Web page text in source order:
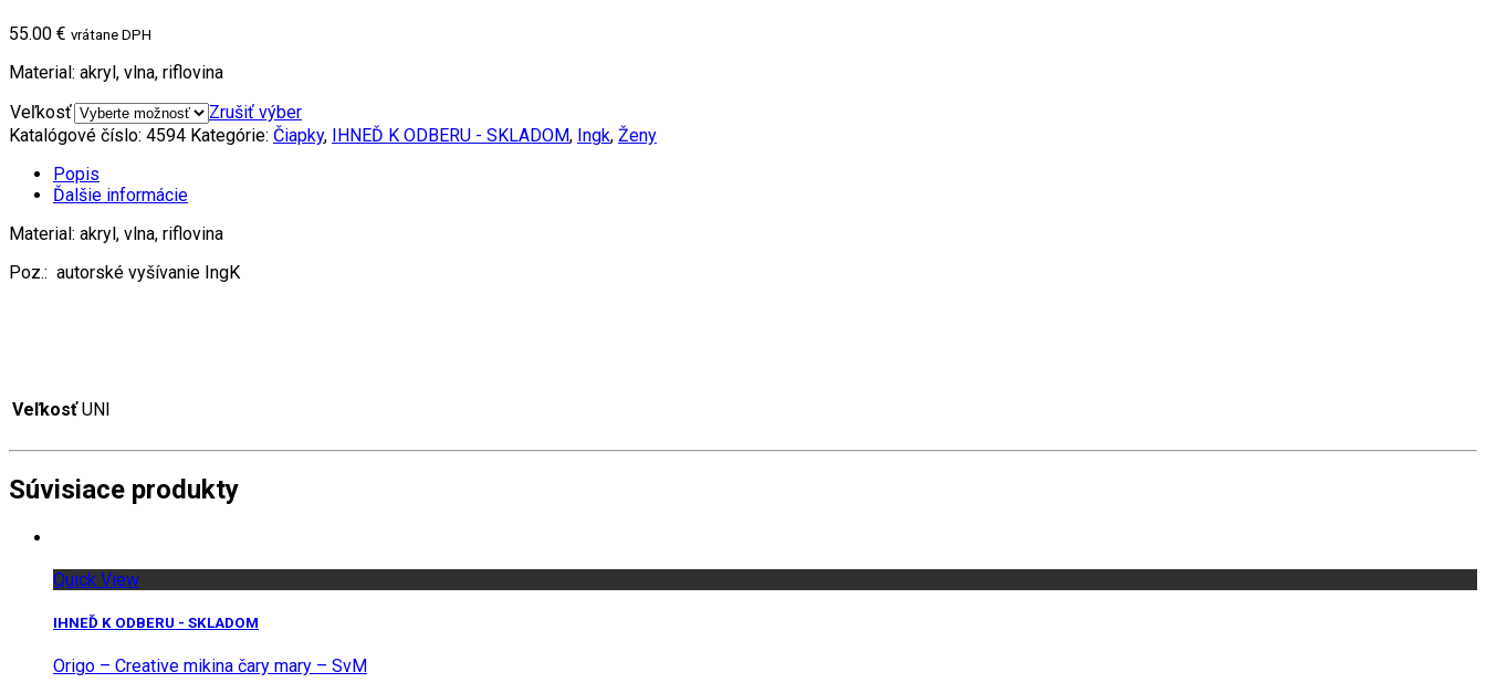
55.00 € vrátane DPH
Material: akryl, vlna, riflovina
Veľkosť
Zrušiť výber
Katalógové číslo: 4594 Kategórie: Čiapky, IHNEĎ K ODBERU - SKLADOM, Ingk, Ženy
Popis
Ďalšie informácie
Material: akryl, vlna, riflovina
Poz.: autorské vyšívanie IngK
Veľkosť UNI
Súvisiace produkty
Quick View
IHNEĎ K ODBERU - SKLADOM
Origo – Creative mikina čary mary – SvM